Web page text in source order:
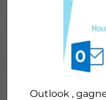
Outlook ,